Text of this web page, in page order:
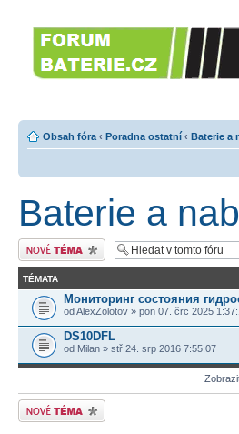
Obsah fóra ‹ Poradna ostatní ‹ Baterie a
Baterie a
Odeslat nové téma
TÉMATA
Мониторинг состояния
od AlexZolotov » pon 07. črc 2025
DS10DFL
od Milan » stř 24. srp 2016 7:55:07
Odeslat nové téma